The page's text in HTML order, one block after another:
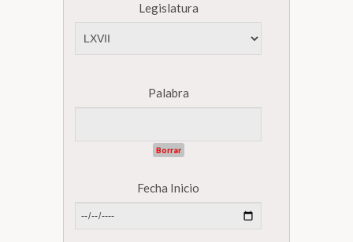
Comisiones
Transparencia
Legislatura
Palabra
Borrar
Fecha Inicio